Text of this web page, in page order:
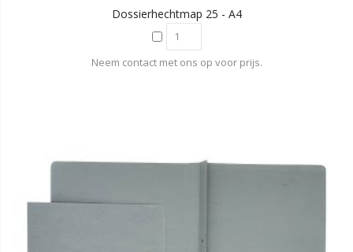
Dossierhechtmap 25 - A4
Neem contact met ons op voor prijs.